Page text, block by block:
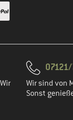
Wir sind von
Sonst